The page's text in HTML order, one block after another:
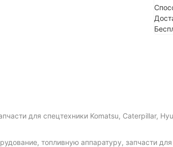
для спецтехники Komatsu, Caterpillar,
топливную аппаратуру, запчасти